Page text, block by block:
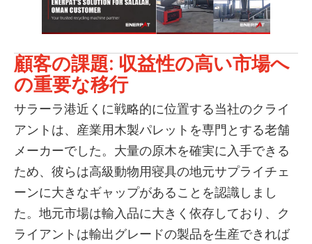
顧客の課題: 収益性の高い市場へ
の重要な移行
サラーラ港近くに戦略的に位置する当社のクライ
アントは、産業用木製パレットを専門とする老舗
メーカーでした。大量の原木を確実に入手できる
ため、彼らは高級動物用寝具の地元サプライチェ
ーンに大きなギャップがあることを認識しまし
た。地元市場は輸入品に大きく依存しており、ク
ライアントは輸出グレードの製品を生産できれば